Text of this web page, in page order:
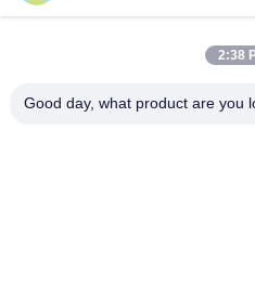
Nr 1, Xinglong 2nd Road,
2:38
Good day, what product are you